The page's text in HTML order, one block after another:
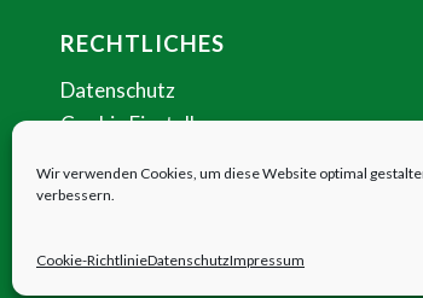
Wir verwenden Cookies, um diese Website optimal
verbessern.
Cookie-RichtlinieDatenschutzImpressum
RECHTLICHES
Datenschutz
Cookie Einstellungen
Satzung